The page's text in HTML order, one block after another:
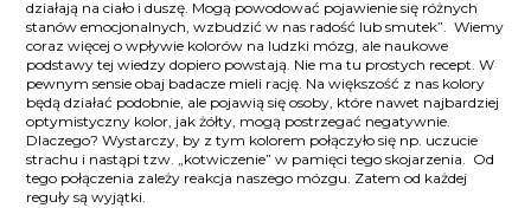
działają na ciało i duszę. Mogą powodować pojawienie się różnych
stanów emocjonalnych, wzbudzić w nas radość lub smutek”. Wiemy
coraz więcej o wpływie kolorów na ludzki mózg, ale naukowe
podstawy tej wiedzy dopiero powstają. Nie ma tu prostych recept. W
pewnym sensie obaj badacze mieli rację. Na większość z nas kolory
będą działać podobnie, ale pojawią się osoby, które nawet najbardziej
optymistyczny kolor, jak żółty, mogą postrzegać negatywnie.
Dlaczego? Wystarczy, by z tym kolorem połączyło się np. uczucie
strachu i nastąpi tzw. „kotwiczenie” w pamięci tego skojarzenia. Od
tego połączenia zależy reakcja naszego mózgu. Zatem od każdej
reguły są wyjątki.